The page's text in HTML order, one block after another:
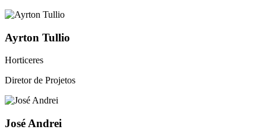
Ayrton Tullio
Horticeres
Diretor de Projetos
José Andrei